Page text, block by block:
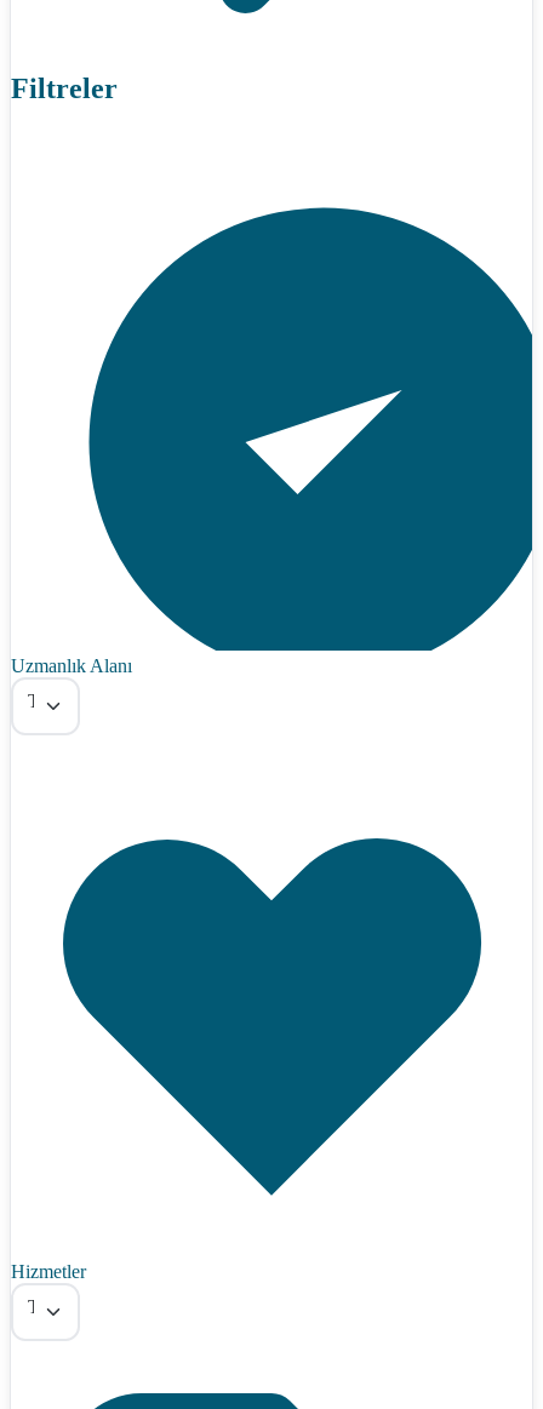
Filtreler
Uzmanlık Alanı
Tümü
Hizmetler
Tümü